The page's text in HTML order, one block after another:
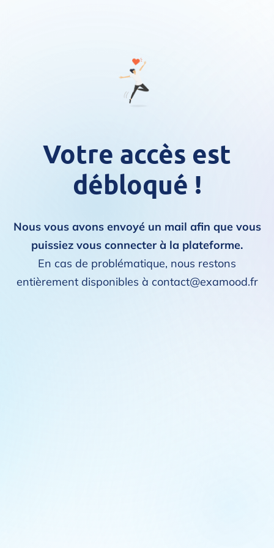
Votre accès est
débloqué !
Nous vous avons envoyé un mail afin que vous
puissiez vous connecter à la plateforme.
En cas de problématique, nous restons
entièrement disponibles à contact@examood.fr